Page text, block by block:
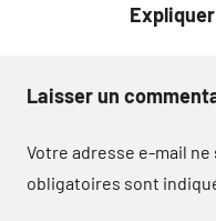
Laisser un
Votre adresse e-mail ne
obligatoires sont